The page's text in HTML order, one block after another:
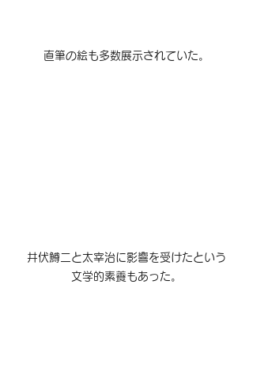
直筆の絵も多数展示されていた。
井伏鱒二と太宰治に影響を受けたという
文学的素養もあった。